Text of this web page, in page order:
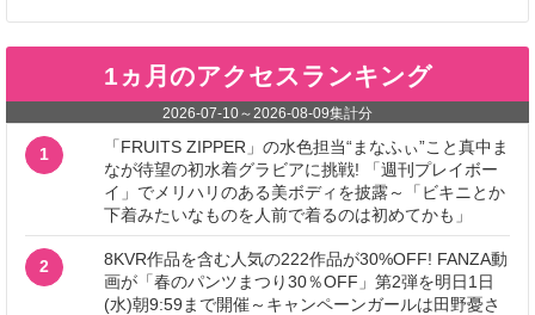
1ヵ月のアクセスランキング
2026-07-10～ 2026-08-09集計分
1
「FRUITS ZIPPER」の水色担当“まなふぃ”こと真中ま
なが待望の初水着グラビアに挑戦! 「週刊プレイボー
イ」でメリハリのある美ボディを披露～「ビキニとか
下着みたいなものを人前で着るのは初めてかも」
2
8KVR作品を含む人気の222作品が30%OFF! FANZA動
画が「春のパンツまつり30％OFF」第2弾を明日1日
(水)朝9:59まで開催～キャンペーンガールは田野憂さ